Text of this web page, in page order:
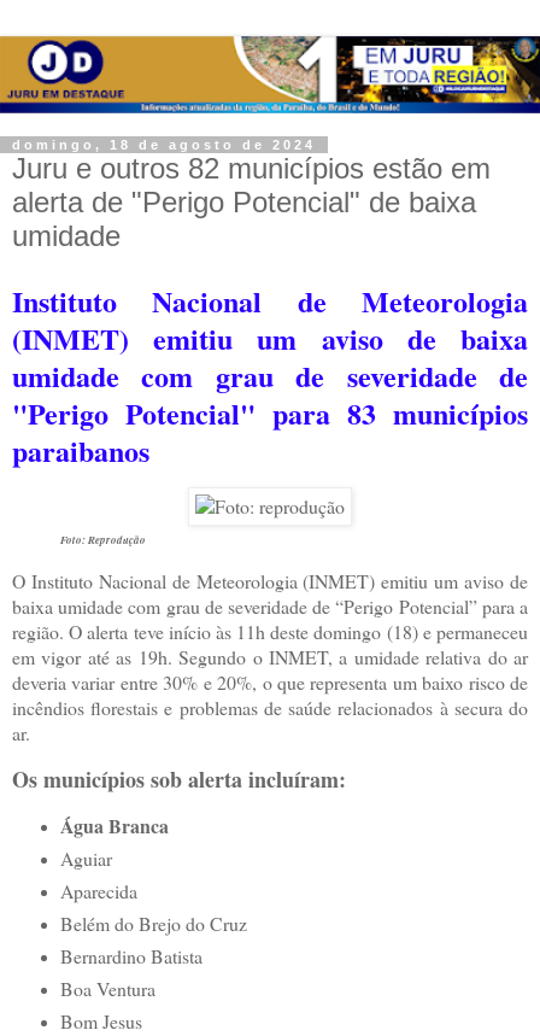
domingo, 18 de agosto de 2024
Juru e outros 82 municípios estão em
alerta de "Perigo Potencial" de baixa
umidade
Instituto Nacional de Meteorologia
(INMET) emitiu um aviso de baixa
umidade com grau de severidade de
"Perigo Potencial" para 83 municípios
paraibanos
Foto: Reprodução
O Instituto Nacional de Meteorologia (INMET) emitiu um aviso de
baixa umidade com grau de severidade de “Perigo Potencial” para a
região. O alerta teve início às 11h deste domingo (18) e permaneceu
em vigor até as 19h. Segundo o INMET, a umidade relativa do ar
deveria variar entre 30% e 20%, o que representa um baixo risco de
incêndios florestais e problemas de saúde relacionados à secura do
ar.
Os municípios sob alerta incluíram:
Água Branca
Aguiar
Aparecida
Belém do Brejo do Cruz
Bernardino Batista
Boa Ventura
Bom Jesus